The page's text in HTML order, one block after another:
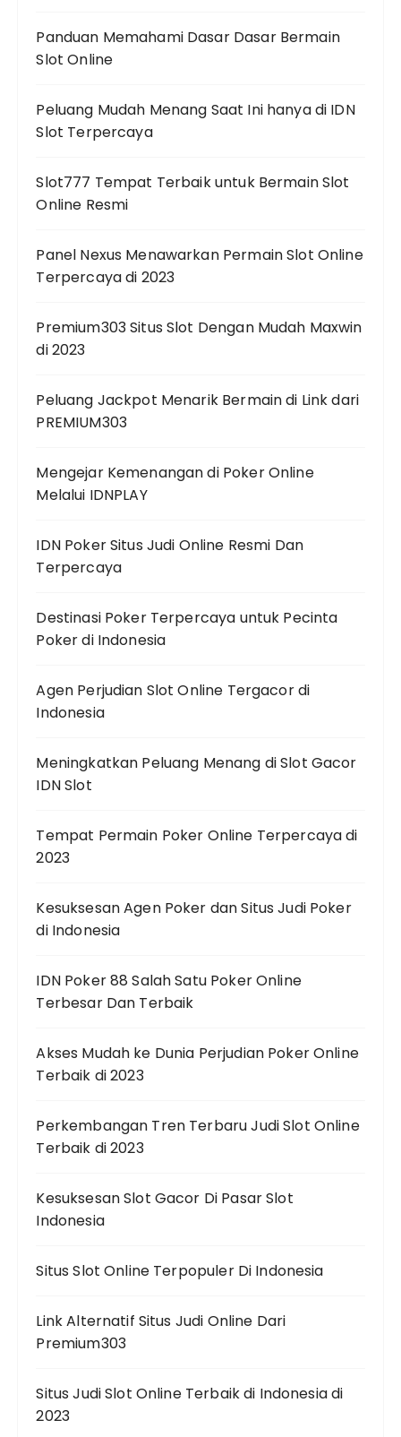
Panduan Memahami Dasar Dasar Bermain
Slot Online
Peluang Mudah Menang Saat Ini hanya di IDN
Slot Terpercaya
Slot777 Tempat Terbaik untuk Bermain Slot
Online Resmi
Panel Nexus Menawarkan Permain Slot Online
Terpercaya di 2023
Premium303 Situs Slot Dengan Mudah Maxwin
di 2023
Peluang Jackpot Menarik Bermain di Link dari
PREMIUM303
Mengejar Kemenangan di Poker Online
Melalui IDNPLAY
IDN Poker Situs Judi Online Resmi Dan
Terpercaya
Destinasi Poker Terpercaya untuk Pecinta
Poker di Indonesia
Agen Perjudian Slot Online Tergacor di
Indonesia
Meningkatkan Peluang Menang di Slot Gacor
IDN Slot
Tempat Permain Poker Online Terpercaya di
2023
Kesuksesan Agen Poker dan Situs Judi Poker
di Indonesia
IDN Poker 88 Salah Satu Poker Online
Terbesar Dan Terbaik
Akses Mudah ke Dunia Perjudian Poker Online
Terbaik di 2023
Perkembangan Tren Terbaru Judi Slot Online
Terbaik di 2023
Kesuksesan Slot Gacor Di Pasar Slot
Indonesia
Situs Slot Online Terpopuler Di Indonesia
Link Alternatif Situs Judi Online Dari
Premium303
Situs Judi Slot Online Terbaik di Indonesia di
2023